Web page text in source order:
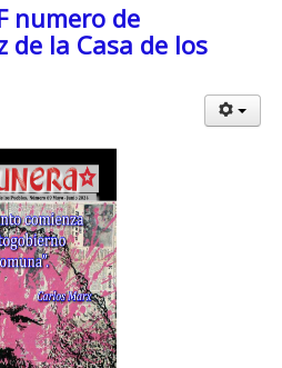
numero de
de la Casa de los